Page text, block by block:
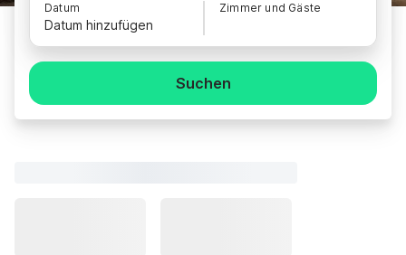
Datum
Datum hinzufügen
Zimmer und Gäste
Suchen